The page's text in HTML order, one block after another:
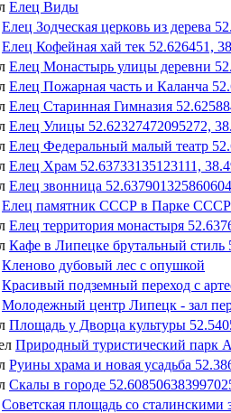
Елец Виды
Елец Зодческая церковь из дерева
Елец Кофейная хай тек 52.626451,
Елец Монастырь улицы деревни
Елец Пожарная часть и Каланча
Елец Старинная Гимназия
Елец Улицы 52.62327472095272,
Елец Федеральный малый театр
Елец Храм 52.63733135123111,
Елец звонница
Елец памятник СССР в Парке СССР
Елец территория монастыря
Кафе в Липецке брутальный стиль
Кленово дубовый лес с опушкой
Красивый подземный переход с
Молодежный центр Липецк - зал
Площадь у Дворца культуры
Природный туристический парк
Руины храма и новая усадьба
Скалы в городе
Советская площадь со сталинскими